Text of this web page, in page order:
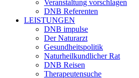
Veranstaltung vorschlagen
DNB Referenten
LEISTUNGEN
DNB impulse
Der Naturarzt
Gesundheitspolitik
Naturheilkundlicher Rat
DNB Reisen
Therapeutensuche